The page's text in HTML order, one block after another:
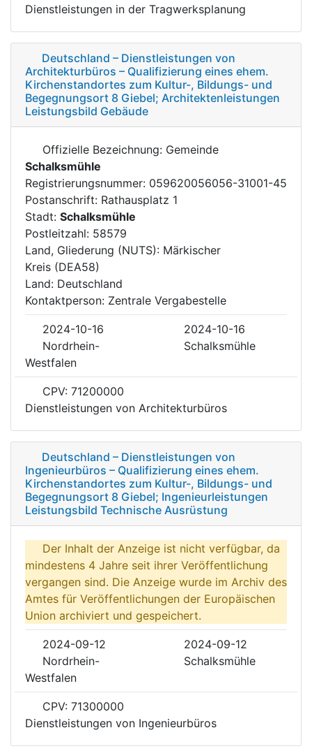
Dienstleistungen in der Tragwerksplanung
Deutschland – Dienstleistungen von
Architekturbüros – Qualifizierung eines ehem.
Kirchenstandortes zum Kultur-, Bildungs- und
Begegnungsort 8 Giebel; Architektenleistungen
Leistungsbild Gebäude
Offizielle Bezeichnung: Gemeinde
Schalksmühle
Registrierungsnummer: 059620056056-31001-45
Postanschrift: Rathausplatz 1
Stadt: Schalksmühle
Postleitzahl: 58579
Land, Gliederung (NUTS): Märkischer
Kreis (DEA58)
Land: Deutschland
Kontaktperson: Zentrale Vergabestelle
2024-10-16
2024-10-16
Nordrhein-
Westfalen
Schalksmühle
CPV: 71200000
Dienstleistungen von Architekturbüros
Deutschland – Dienstleistungen von
Ingenieurbüros – Qualifizierung eines ehem.
Kirchenstandortes zum Kultur-, Bildungs- und
Begegnungsort 8 Giebel; Ingenieurleistungen
Leistungsbild Technische Ausrüstung
Der Inhalt der Anzeige ist nicht verfügbar, da
mindestens 4 Jahre seit ihrer Veröffentlichung
vergangen sind. Die Anzeige wurde im Archiv des
Amtes für Veröffentlichungen der Europäischen
Union archiviert und gespeichert.
2024-09-12
2024-09-12
Nordrhein-
Westfalen
Schalksmühle
CPV: 71300000
Dienstleistungen von Ingenieurbüros